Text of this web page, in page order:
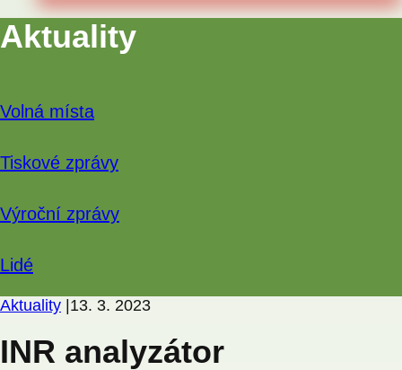
Aktuality
Volná místa
Tiskové zprávy
Výroční zprávy
Lidé
Aktuality 13. 3. 2023
INR analyzátor